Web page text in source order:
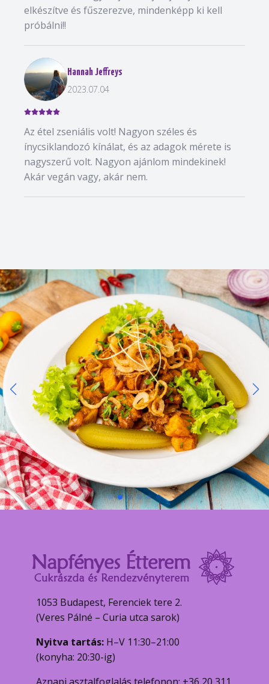
elkészítve és fűszerezve, mindenképp ki kell
próbálni!!
Hannah Jeffreys
2023.07.04
Az étel zseniális volt! Nagyon széles és
ínycsiklandozó kínálat, és az adagok mérete is
nagyszerű volt. Nagyon ajánlom mindekinek!
Akár vegán vagy, akár nem.
1053 Budapest, Ferenciek tere 2.
(Veres Pálné – Curia utca sarok)
Nyitva tartás: H–V 11:30–21:00
(konyha: 20:30-ig)